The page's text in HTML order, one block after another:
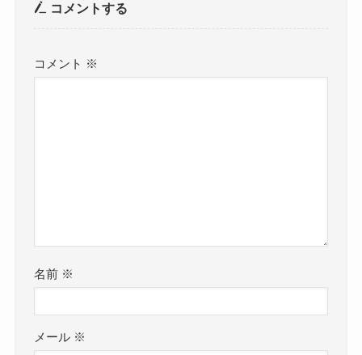
コメントする
コメント ※
名前 ※
メール ※